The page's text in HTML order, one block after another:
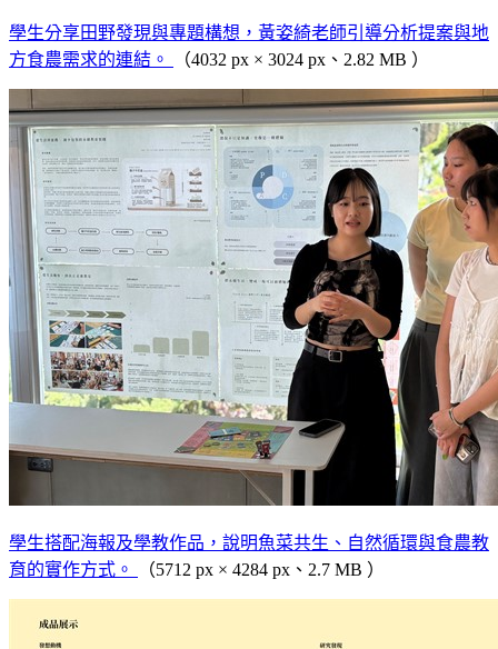
學生分享田野發現與專題構想，黃姿綺老師引導分析提案與地
方食農需求的連結。
（4032 px × 3024 px、2.82 MB ）
學生搭配海報及學教作品，說明魚菜共生、自然循環與食農教
育的實作方式。
（5712 px × 4284 px、2.7 MB ）